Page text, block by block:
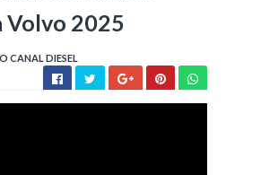
Volvo 2025
CANAL DIESEL